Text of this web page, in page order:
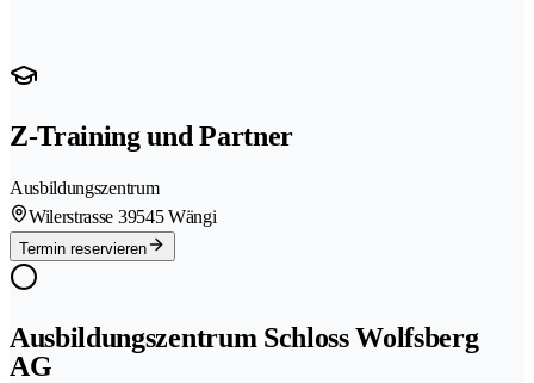
Z-Training und Partner
Ausbildungszentrum
Wilerstrasse 39545 Wängi
Termin reservieren
Ausbildungszentrum Schloss Wolfsberg
AG